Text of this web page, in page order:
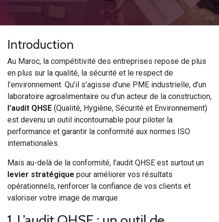
Introduction
Au Maroc, la compétitivité des entreprises repose de plus
en plus sur la qualité, la sécurité et le respect de
l’environnement. Qu’il s’agisse d’une PME industrielle, d’un
laboratoire agroalimentaire ou d’un acteur de la construction,
l’audit QHSE (Qualité, Hygiène, Sécurité et Environnement)
est devenu un outil incontournable pour piloter la
performance et garantir la conformité aux normes ISO
internationales.
Mais au-delà de la conformité, l’audit QHSE est surtout un
levier stratégique pour améliorer vos résultats
opérationnels, renforcer la confiance de vos clients et
valoriser votre image de marque.